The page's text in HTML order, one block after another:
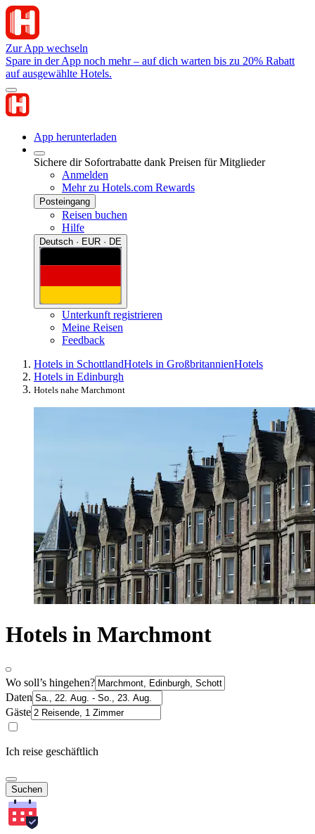
Zur App wechseln
Spare in der App noch mehr – auf dich warten bis zu 20% Rabatt
auf ausgewählte Hotels.
App herunterladen
Sichere dir Sofortrabatte dank Preisen für Mitglieder
Anmelden
Mehr zu Hotels.com Rewards
Posteingang
Reisen buchen
Hilfe
Deutsch · EUR · DE
Unterkunft registrieren
Meine Reisen
Feedback
Hotels in SchottlandHotels in GroßbritannienHotels
Hotels in Edinburgh
Hotels nahe Marchmont
Hotels in Marchmont
Wo soll’s hingehen?
Daten
Gäste
Ich reise geschäftlich
Suchen